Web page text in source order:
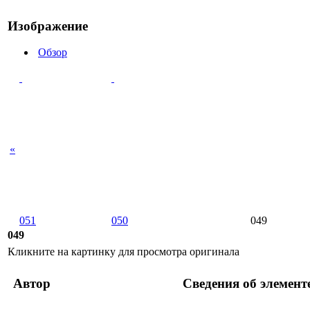
Изображение
Обзор
«
051 050 049
049
Кликните на картинку для просмотра оригинала
Автор Сведения об